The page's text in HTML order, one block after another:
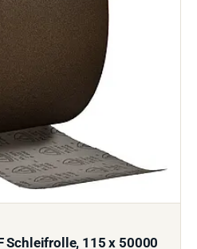
Schleifrolle, 115 x 50000